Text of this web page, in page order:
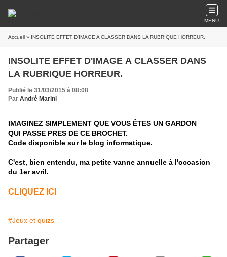
MENU
Accueil » INSOLITE EFFET D'IMAGE A CLASSER DANS LA RUBRIQUE HORREUR.
INSOLITE EFFET D'IMAGE A CLASSER DANS
LA RUBRIQUE HORREUR.
Publié le 31/03/2015 à 08:08
Par André Marini
IMAGINEZ SIMPLEMENT QUE VOUS ÊTES UN GARDON
QUI PASSE PRES DE CE BROCHET.
Code disponible sur le blog informatique.
C'est, bien entendu, ma petite vanne annuelle à l'occasion
du 1er avril.
CLIQUEZ ICI
#Jeux et quizs
Partager